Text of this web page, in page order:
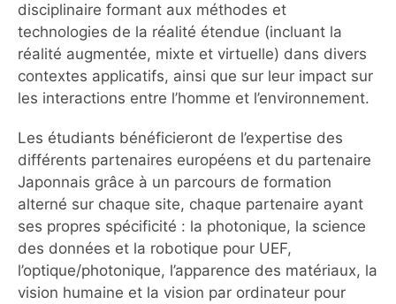
disciplinaire formant aux méthodes et
technologies de la réalité étendue (incluant la
réalité augmentée, mixte et virtuelle) dans divers
contextes applicatifs, ainsi que sur leur impact sur
les interactions entre l’homme et l’environnement.
Les étudiants bénéficieront de l’expertise des
différents partenaires européens et du partenaire
Japonnais grâce à un parcours de formation
alterné sur chaque site, chaque partenaire ayant
ses propres spécificité : la photonique, la science
des données et la robotique pour UEF,
l’optique/photonique, l’apparence des matériaux, la
vision humaine et la vision par ordinateur pour